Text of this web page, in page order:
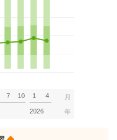
7 10 1 4
2026
月
年